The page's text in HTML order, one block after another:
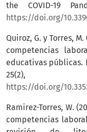
the COVID-19
https://doi.org/
Quiroz, G. y Torres,
competencias
educativas públicas.
https://doi.org/
Ramirez-Torres, W.
competencias